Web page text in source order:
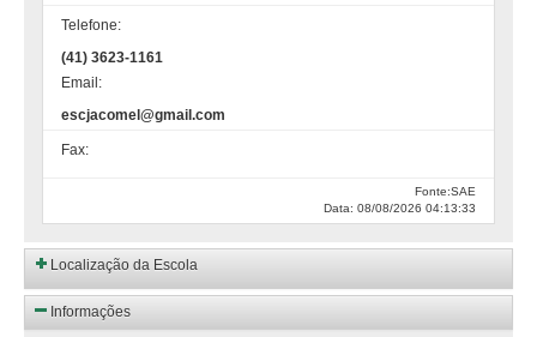
Telefone:
(41) 3623-1161
Email:
escjacomel@gmail.com
Fax:
Fonte:SAE
Data: 08/08/2026 04:13:33
Localização da Escola
Informações